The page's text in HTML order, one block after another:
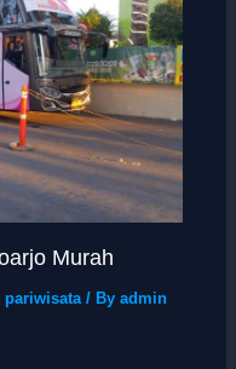
Murah
pariwisata / Byadmin